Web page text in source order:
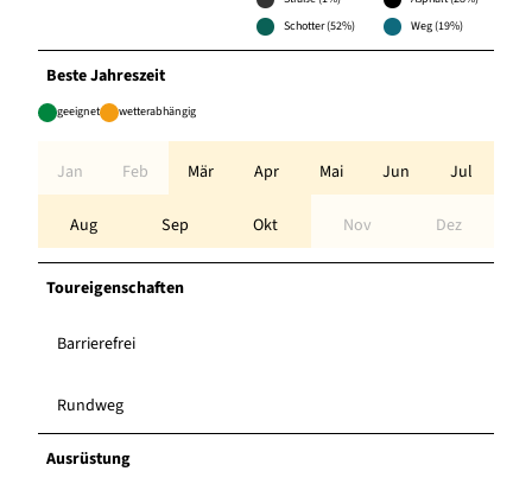
Schotter (52%)
Weg (19%)
Beste Jahreszeit
geeignet wetterabhängig
Jan Feb Mär Apr Mai Jun Jul
Aug Sep Okt Nov Dez
Toureigenschaften
Barrierefrei
Rundweg
Ausrüstung